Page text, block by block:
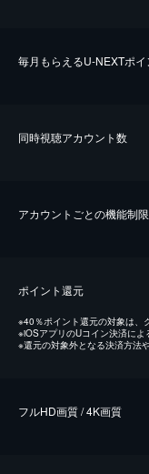
毎⽉もらえるU-NEXTポイ
同時視聴アカウント数
アカウントごとの機能制
ポイント還元
※40％ポイント還元の対象は、
※iOSアプリのUコイン決済によ
※還元の対象外となる決済方法
フルHD画質 / 4K画質